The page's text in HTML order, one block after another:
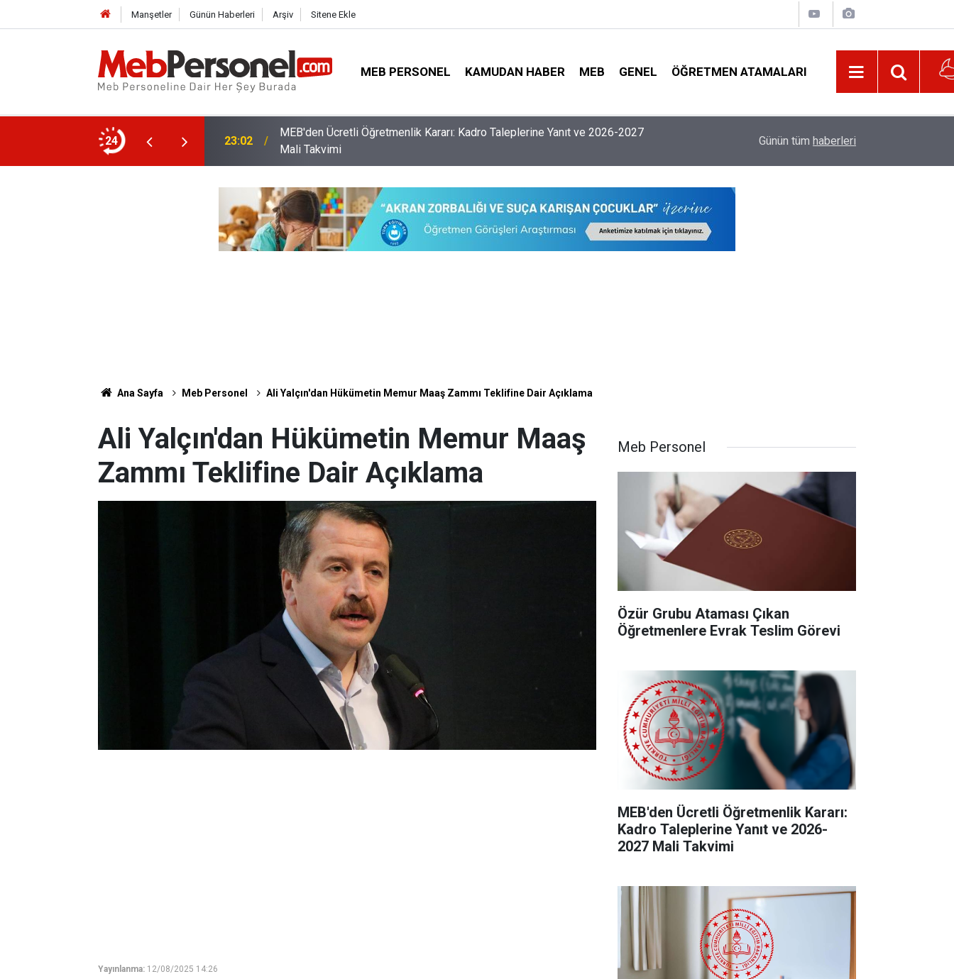
Manşetler Günün Haberleri Arşiv Sitene Ekle
MEB PERSONEL KAMUDAN HABER MEB GENEL ÖĞRETMEN ATAMALARI
24
Evrak Teslim Görevi 23:02
MEB'den Ücretli Öğretmenlik Kararı: Kadro Taleplerine Yanıt ve 2026-2027
Mali Takvimi
Öğretmenlerin Özür Grubu İller Arası
Günün tüm haberleri
Ana Sayfa Meb Personel Ali Yalçın'dan Hükümetin Memur Maaş Zammı Teklifine Dair Açıklama
Ali Yalçın'dan Hükümetin Memur Maaş
Zammı Teklifine Dair Açıklama
Yayınlanma: 12/08/2025 14:26
Meb Personel
Özür Grubu Ataması Çıkan
Öğretmenlere Evrak Teslim Görevi
MEB'den Ücretli Öğretmenlik Kararı:
Kadro Taleplerine Yanıt ve 2026-
2027 Mali Takvimi